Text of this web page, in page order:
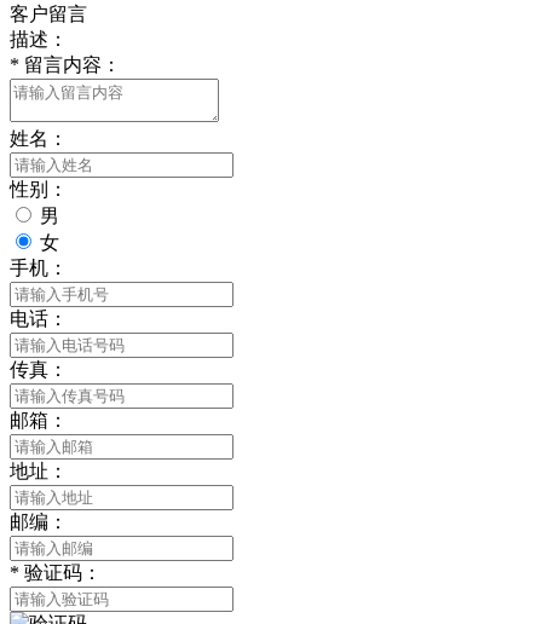
客户留言
描述：
* 留言内容：
姓名：
性别：
男
女
手机：
电话：
传真：
邮箱：
地址：
邮编：
* 验证码：